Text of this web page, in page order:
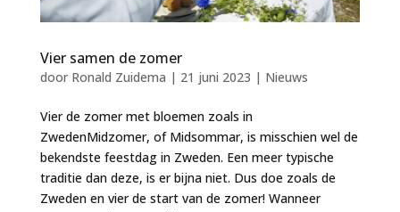
Vier samen de zomer
door Ronald Zuidema | 21 juni 2023 | Nieuws
Vier de zomer met bloemen zoals in
ZwedenMidzomer, of Midsommar, is misschien wel de
bekendste feestdag in Zweden. Een meer typische
traditie dan deze, is er bijna niet. Dus doe zoals de
Zweden en vier de start van de zomer! Wanneer